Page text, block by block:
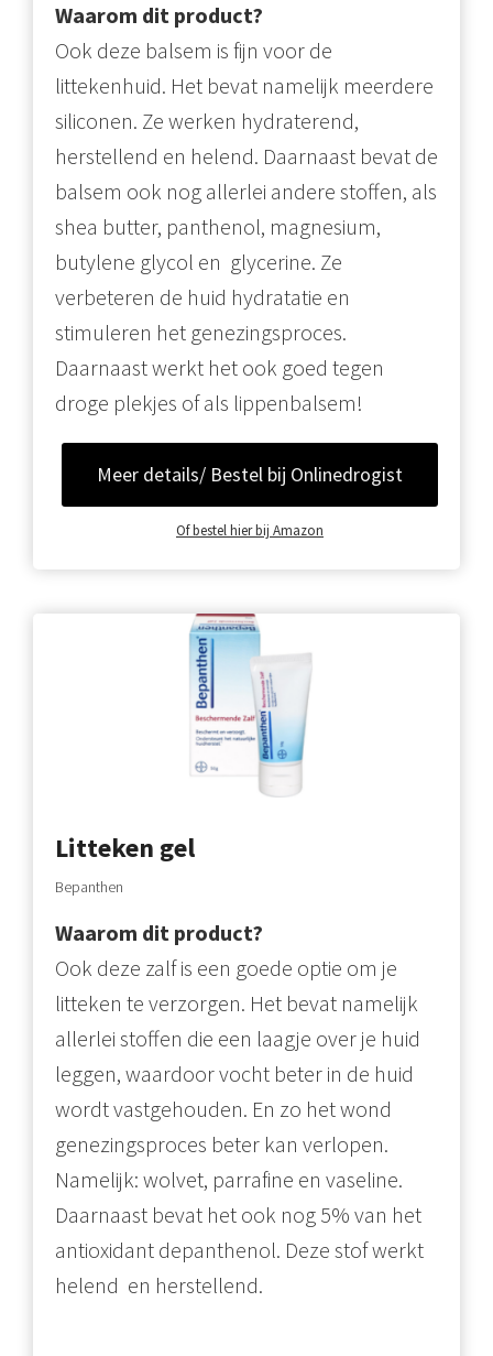
Waarom dit product?
Ook deze balsem is fijn voor de
littekenhuid. Het bevat namelijk meerdere
siliconen. Ze werken hydraterend,
herstellend en helend. Daarnaast bevat de
balsem ook nog allerlei andere stoffen, als
shea butter, panthenol, magnesium,
butylene glycol en glycerine. Ze
verbeteren de huid hydratatie en
stimuleren het genezingsproces.
Daarnaast werkt het ook goed tegen
droge plekjes of als lippenbalsem!
Meer details/ Bestel bij Onlinedrogist
Of bestel hier bij Amazon
Litteken gel
Bepanthen
Waarom dit product?
Ook deze zalf is een goede optie om je
litteken te verzorgen. Het bevat namelijk
allerlei stoffen die een laagje over je huid
leggen, waardoor vocht beter in de huid
wordt vastgehouden. En zo het wond
genezingsproces beter kan verlopen.
Namelijk: wolvet, parrafine en vaseline.
Daarnaast bevat het ook nog 5% van het
antioxidant depanthenol. Deze stof werkt
helend en herstellend.